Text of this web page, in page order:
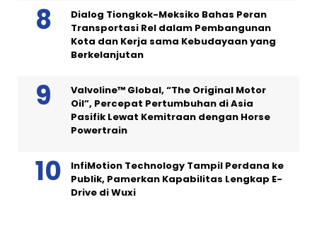
Dialog Tiongkok-Meksiko Bahas Peran
Transportasi Rel dalam Pembangunan
Kota dan Kerja sama Kebudayaan yang
Berkelanjutan
Valvoline™ Global, “The Original Motor
Oil”, Percepat Pertumbuhan di Asia
Pasifik Lewat Kemitraan dengan Horse
Powertrain
InfiMotion Technology Tampil Perdana ke
Publik, Pamerkan Kapabilitas Lengkap E-
Drive di Wuxi